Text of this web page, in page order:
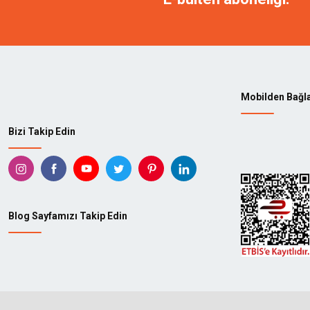
Bizi Takip Edin
Blog Sayfamızı Takip Edin
Mobilden